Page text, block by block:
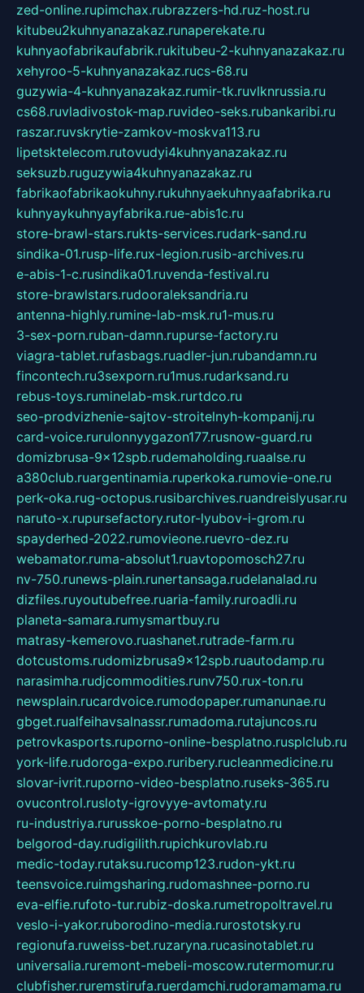
zed-online.rupimchax.rubrazzers-hd.ruz-host.ru
kitubeu2kuhnyanazakaz.runaperekate.ru
kuhnyaofabrikaufabrik.rukitubeu-2-kuhnyanazakaz.ru
xehyroo-5-kuhnyanazakaz.rucs-68.ru
guzywia-4-kuhnyanazakaz.rumir-tk.ruvlknrussia.ru
cs68.ruvladivostok-map.ruvideo-seks.rubankaribi.ru
raszar.ruvskrytie-zamkov-moskva113.ru
lipetsktelecom.rutovudyi4kuhnyanazakaz.ru
seksuzb.ruguzywia4kuhnyanazakaz.ru
fabrikaofabrikaokuhny.rukuhnyaekuhnyaafabrika.ru
kuhnyaykuhnyayfabrika.rue-abis1c.ru
store-brawl-stars.rukts-services.rudark-sand.ru
sindika-01.rusp-life.rux-legion.rusib-archives.ru
e-abis-1-c.rusindika01.ruvenda-festival.ru
store-brawlstars.rudooraleksandria.ru
antenna-highly.rumine-lab-msk.ru1-mus.ru
3-sex-porn.ruban-damn.rupurse-factory.ru
viagra-tablet.rufasbags.ruadler-jun.rubandamn.ru
fincontech.ru3sexporn.ru1mus.rudarksand.ru
rebus-toys.ruminelab-msk.rurtdco.ru
seo-prodvizhenie-sajtov-stroitelnyh-kompanij.ru
card-voice.rurulonnyygazon177.rusnow-guard.ru
domizbrusa-9x12spb.rudemaholding.ruaalse.ru
a380club.ruargentinamia.ruperkoka.rumovie-one.ru
perk-oka.rug-octopus.rusibarchives.ruandreislyusar.ru
naruto-x.rupursefactory.rutor-lyubov-i-grom.ru
spayderhed-2022.rumovieone.ruevro-dez.ru
webamator.ruma-absolut1.ruavtopomosch27.ru
nv-750.runews-plain.runertansaga.rudelanalad.ru
dizfiles.ruyoutubefree.ruaria-family.ruroadli.ru
planeta-samara.rumysmartbuy.ru
matrasy-kemerovo.ruashanet.rutrade-farm.ru
dotcustoms.rudomizbrusa9x12spb.ruautodamp.ru
narasimha.rudjcommodities.runv750.rux-ton.ru
newsplain.rucardvoice.rumodopaper.rumanunae.ru
gbget.rualfeihavsalnassr.rumadoma.rutajuncos.ru
petrovkasports.ruporno-online-besplatno.rusplclub.ru
york-life.rudoroga-expo.ruribery.rucleanmedicine.ru
slovar-ivrit.ruporno-video-besplatno.ruseks-365.ru
ovucontrol.rusloty-igrovyye-avtomaty.ru
ru-industriya.rurusskoe-porno-besplatno.ru
belgorod-day.rudigilith.rupichkurovlab.ru
medic-today.rutaksu.rucomp123.rudon-ykt.ru
teensvoice.ruimgsharing.rudomashnee-porno.ru
eva-elfie.rufoto-tur.rubiz-doska.rumetropoltravel.ru
veslo-i-yakor.ruborodino-media.rurostotsky.ru
regionufa.ruweiss-bet.ruzaryna.rucasinotablet.ru
universalia.ruremont-mebeli-moscow.rutermomur.ru
clubfisher.ruremstirufa.ruerdamchi.rudoramamama.ru